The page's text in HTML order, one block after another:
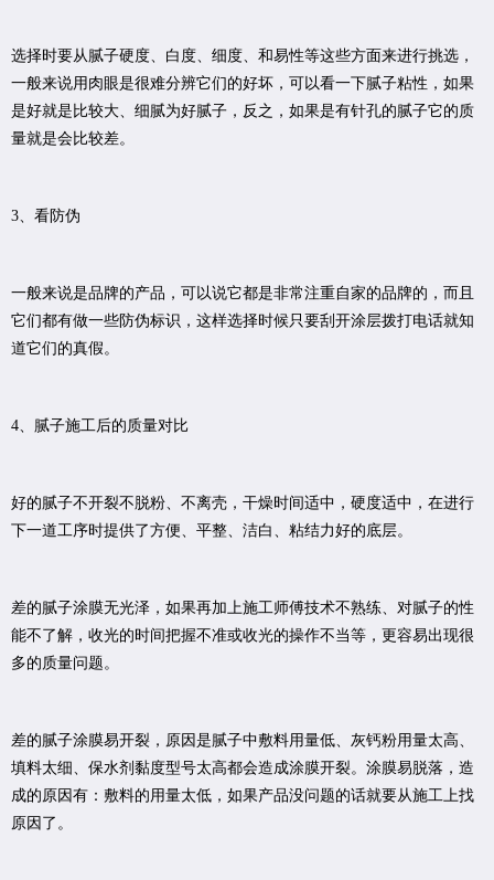
选择时要从腻子硬度、白度、细度、和易性等这些方面来进行挑选，
一般来说用肉眼是很难分辨它们的好坏，可以看一下腻子粘性，如果
是好就是比较大、细腻为好腻子，反之，如果是有针孔的腻子它的质
量就是会比较差。
3、看防伪
一般来说是品牌的产品，可以说它都是非常注重自家的品牌的，而且
它们都有做一些防伪标识，这样选择时候只要刮开涂层拨打电话就知
道它们的真假。
4、腻子施工后的质量对比
好的腻子不开裂不脱粉、不离壳，干燥时间适中，硬度适中，在进行
下一道工序时提供了方便、平整、洁白、粘结力好的底层。
差的腻子涂膜无光泽，如果再加上施工师傅技术不熟练、对腻子的性
能不了解，收光的时间把握不准或收光的操作不当等，更容易出现很
多的质量问题。
差的腻子涂膜易开裂，原因是腻子中敷料用量低、灰钙粉用量太高、
填料太细、保水剂黏度型号太高都会造成涂膜开裂。涂膜易脱落，造
成的原因有：敷料的用量太低，如果产品没问题的话就要从施工上找
原因了。